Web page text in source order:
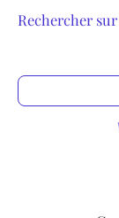
Rechercher
Rechercher